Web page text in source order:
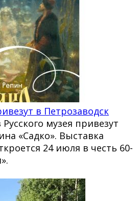
в Петрозаводск
музея привезут
«Садко». Выставка
24 июля в честь 60-